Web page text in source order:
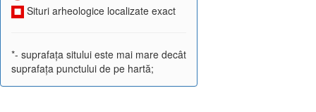
Situri arheologice localizate exact
*- suprafața sitului este mai mare decât
suprafața punctului de pe hartă;